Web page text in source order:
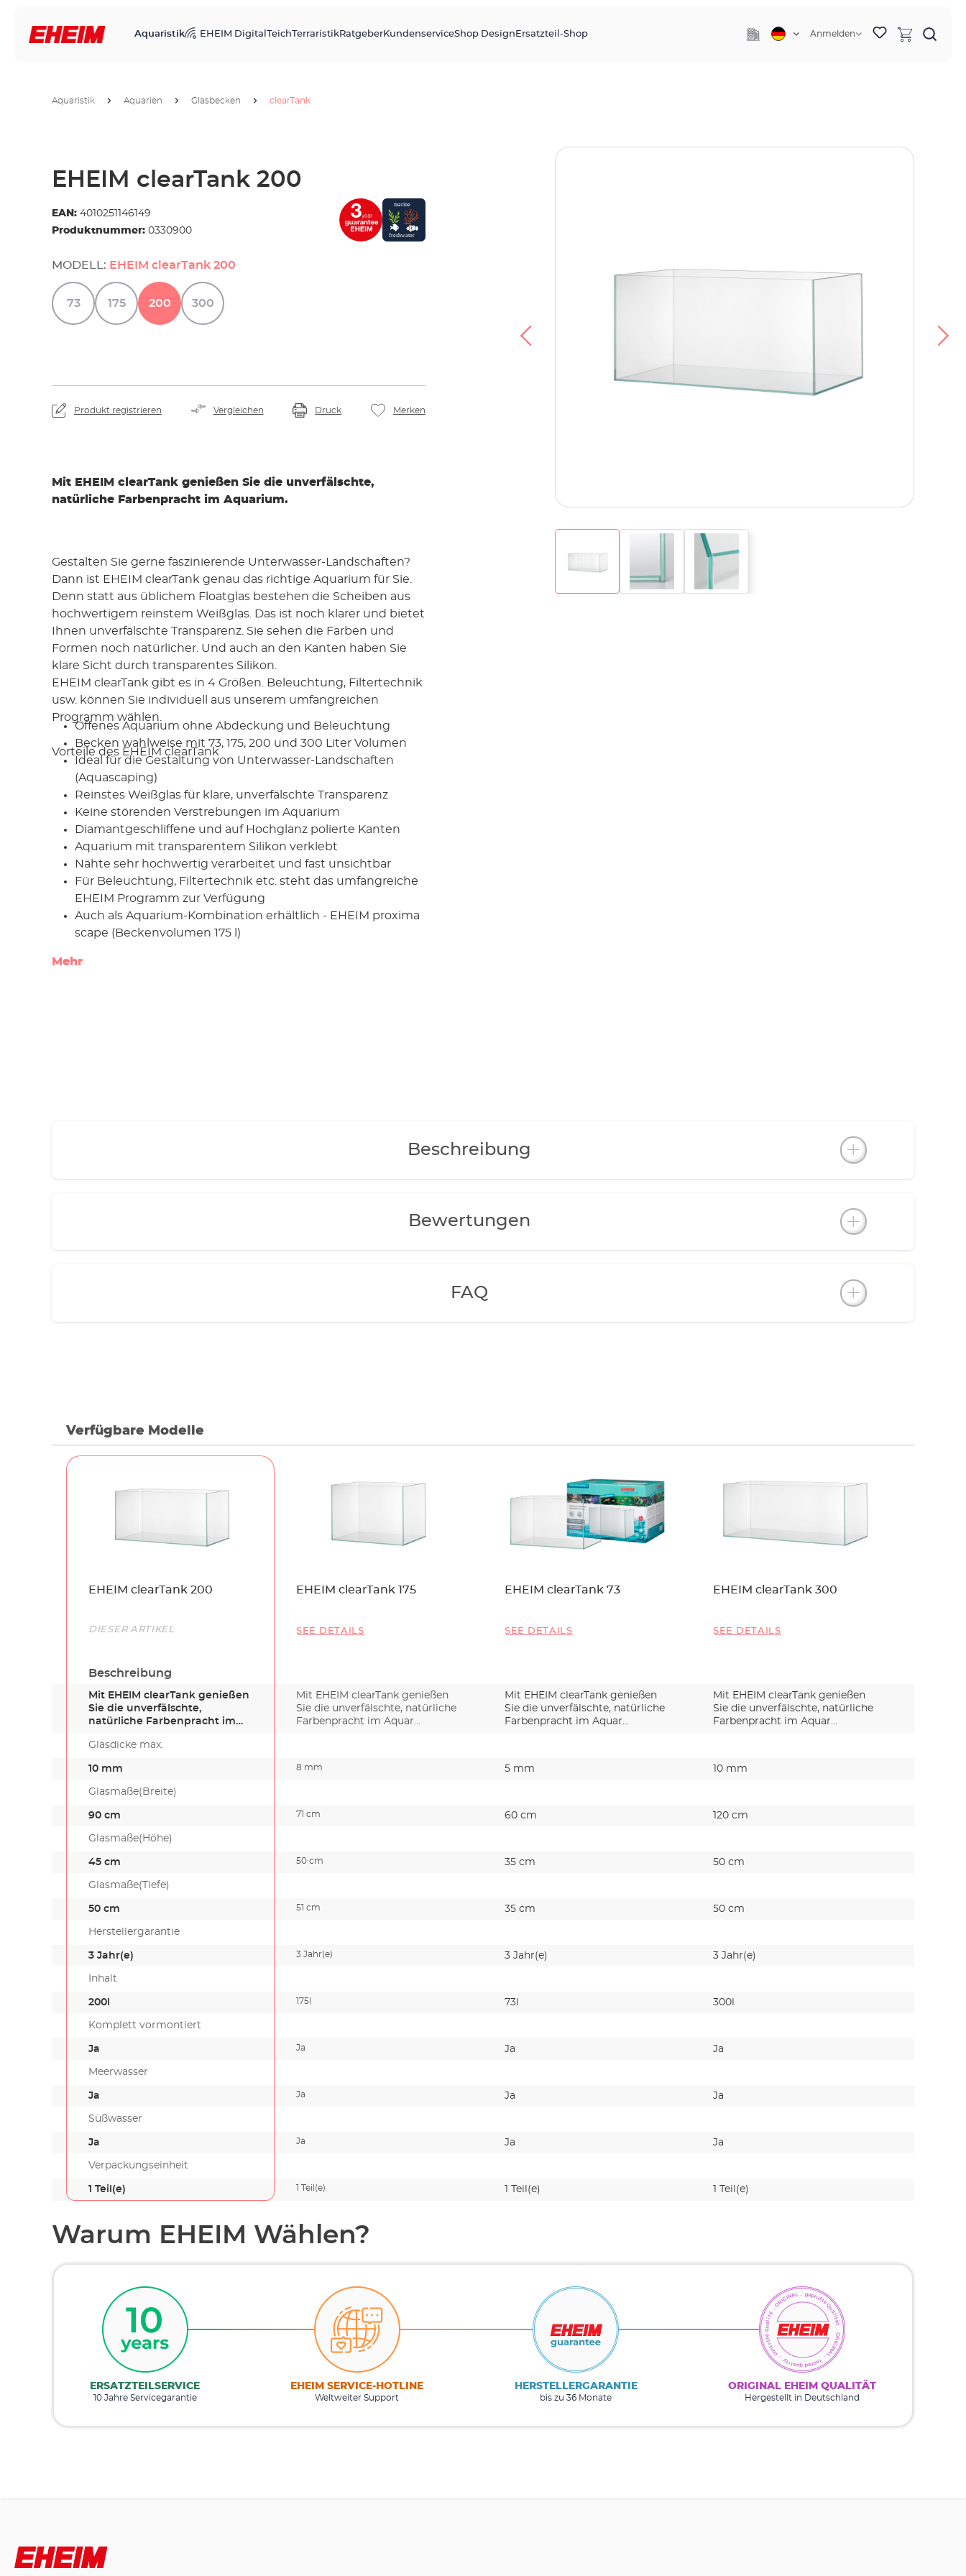
Aquaristik EHEIM Digital TeichTerraristikRatgeberKundenserviceShop Design Ersatzteil-Shop Anmelden
Aquaristik Aquarien Glasbecken clearTank
EHEIM clearTank 200
EAN: 4010251146149
Produktnummer: 0330900
MODELL: EHEIM clearTank 200
73 175 200 300
Produkt registrieren Vergleichen Druck Merken
Mit EHEIM clearTank genießen Sie die unverfälschte,
natürliche Farbenpracht im Aquarium.
Gestalten Sie gerne faszinierende Unterwasser-Landschaften?
Dann ist EHEIM clearTank genau das richtige Aquarium für Sie.
Denn statt aus üblichem Floatglas bestehen die Scheiben aus
hochwertigem reinstem Weißglas. Das ist noch klarer und bietet
Ihnen unverfälschte Transparenz. Sie sehen die Farben und
Formen noch natürlicher. Und auch an den Kanten haben Sie
klare Sicht durch transparentes Silikon.
EHEIM clearTank gibt es in 4 Größen. Beleuchtung, Filtertechnik
usw. können Sie individuell aus unserem umfangreichen
Programm wählen.
Vorteile des EHEIM clearTank
Offenes Aquarium ohne Abdeckung und Beleuchtung
Becken wahlweise mit 73, 175, 200 und 300 Liter Volumen
Ideal für die Gestaltung von Unterwasser-Landschaften
(Aquascaping)
Reinstes Weißglas für klare, unverfälschte Transparenz
Keine störenden Verstrebungen im Aquarium
Diamantgeschliffene und auf Hochglanz polierte Kanten
Aquarium mit transparentem Silikon verklebt
Nähte sehr hochwertig verarbeitet und fast unsichtbar
Für Beleuchtung, Filtertechnik etc. steht das umfangreiche
EHEIM Programm zur Verfügung
Auch als Aquarium-Kombination erhältlich - EHEIM proxima
scape (Beckenvolumen 175 l)
Mehr
Beschreibung
Bewertungen
FAQ
Verfügbare Modelle
Name
EHEIM clearTank 200 EHEIM clearTank 175 EHEIM clearTank 73 EHEIM clearTank 300
Link
DIESER ARTIKEL SEE DETAILS SEE DETAILS SEE DETAILS
Beschreibung
Mit EHEIM clearTank genießen
Sie die unverfälschte,
natürliche Farbenpracht im
Mit EHEIM clearTank genießen
Sie die unverfälschte, natürliche
Farbenpracht im Aquar…
Mit EHEIM clearTank genießen
Sie die unverfälschte, natürliche
Farbenpracht im Aquar…
Mit EHEIM clearTank genießen
Sie die unverfälschte, natürliche
Farbenpracht im Aquar…
Glasdicke max.
10 mm 8 mm 5 mm 10 mm
Glasmaße(Breite)
90 cm 71 cm 60 cm 120 cm
Glasmaße(Höhe)
45 cm 50 cm 35 cm 50 cm
Glasmaße(Tiefe)
50 cm 51 cm 35 cm 50 cm
Herstellergarantie
3 Jahr(e) 3 Jahr(e) 3 Jahr(e) 3 Jahr(e)
Inhalt
200l 175l 73l 300l
Komplett vormontiert
Ja Ja Ja Ja
Meerwasser
Ja Ja Ja Ja
Süßwasser
Ja Ja Ja Ja
Verpackungseinheit
1 Teil(e) 1 Teil(e) 1 Teil(e) 1 Teil(e)
Warum EHEIM Wählen?
ERSATZTEILSERVICE
10 Jahre Servicegarantie
EHEIM SERVICE-HOTLINE
Weltweiter Support
HERSTELLERGARANTIE
bis zu 36 Monate
ORIGINAL EHEIM QUALITÄT
Hergestellt in Deutschland